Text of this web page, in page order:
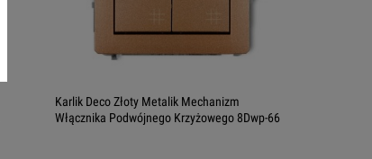
Karlik Deco Złoty Metalik Mechanizm
Włącznika Podwójnego Krzyżowego 8Dwp-66